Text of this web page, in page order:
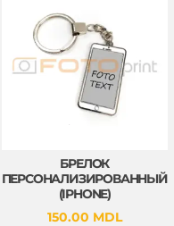
БРЕЛОК
ПЕРСОНАЛИЗИРОВАННЫЙ
(IPHONE)
150.00 MDL